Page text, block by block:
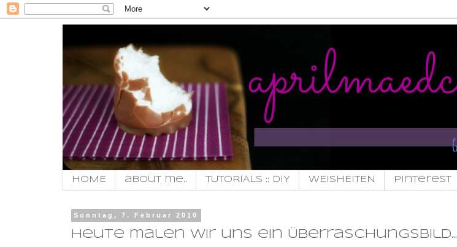
HOME about me.. TUTORIALS :: DIY WEISHEITEN pinterest
Sonntag, 7. Februar 2010
Heute malen wir uns ein Überraschungsbild...